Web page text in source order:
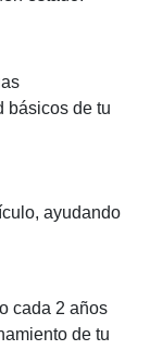
básicos de tu
ayudando
cada 2 años
de tu